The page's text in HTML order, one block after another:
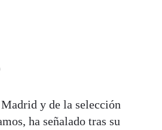
y de la selección
ha señalado tras su